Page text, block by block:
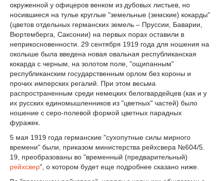
окруженной у офицеров венком из дубовых листьев, но
носившиеся на тулье круглые "земельные (земские) кокарды"
(цветов отдельных германских земель – Пруссии, Баварии,
Вюртемберга, Саксонии) на первых порах оставили в
неприкосновенности. 29 сентября 1919 года для ношения на
околыше была введена новая овальная республиканская
кокарда с черным, на золотом поле, "ощипанным"
республиканским государственным орлом без короны и
прочих имперских регалий. При этом весьма
распространенным среди немецких белогвардейцев (как и у
их русских единомышленников из "цветных" частей) было
ношение с серо-полевой формой цветных парадных
фуражек.
5 мая 1919 года германские "сухопутные силы мирного
времени" были, приказом министерства рейхсвера №604/5.
19, преобразованы во "временный (предварительный)
рейхсвер", о котором будет еще подробнее сказано ниже.